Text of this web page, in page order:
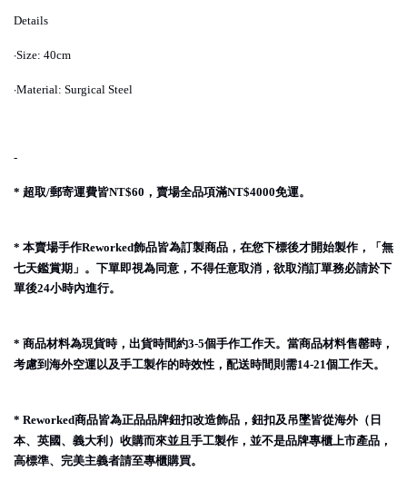
Details
·Size: 40cm
·Material: Surgical Steel
-
* 超取/郵寄運費皆NT$60 ，賣場全品項滿NT$4000免運。
* 本賣場手作Reworked飾品皆為訂製商品，在您下標後才開始製作，「無
七天鑑賞期」。下單即視為同意，不得任意取消，欲取消訂單務必請於下
單後24小時內進行。
* 商品材料為現貨時，出貨時間約3-5個手作工作天。當商品材料售罄時，
考慮到海外空運以及手工製作的時效性，配送時間則需14-21個工作天。
* Reworked商品皆為正品品牌鈕扣改造飾品，鈕扣及吊墜皆從海外（日
本、英國、義大利）收購而來並且手工製作，並不是品牌專櫃上市產品，
高標準、完美主義者請至專櫃購買。